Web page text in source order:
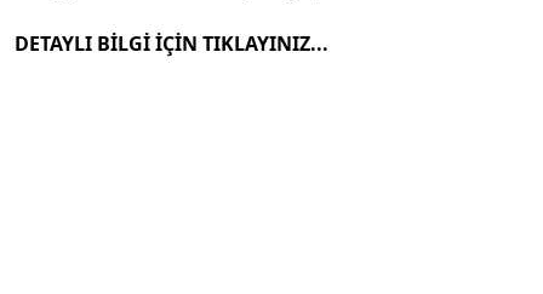
DETAYLI BİLGİ İÇİN TIKLAYINIZ...